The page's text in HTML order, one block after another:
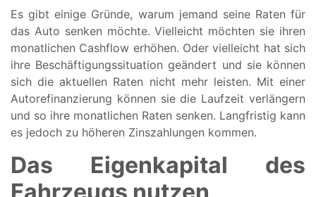
Es gibt einige Gründe, warum jemand seine Raten für
das Auto senken möchte. Vielleicht möchten sie ihren
monatlichen Cashflow erhöhen. Oder vielleicht hat sich
ihre Beschäftigungssituation geändert und sie können
sich die aktuellen Raten nicht mehr leisten. Mit einer
Autorefinanzierung können sie die Laufzeit verlängern
und so ihre monatlichen Raten senken. Langfristig kann
es jedoch zu höheren Zinszahlungen kommen.
Das Eigenkapital des